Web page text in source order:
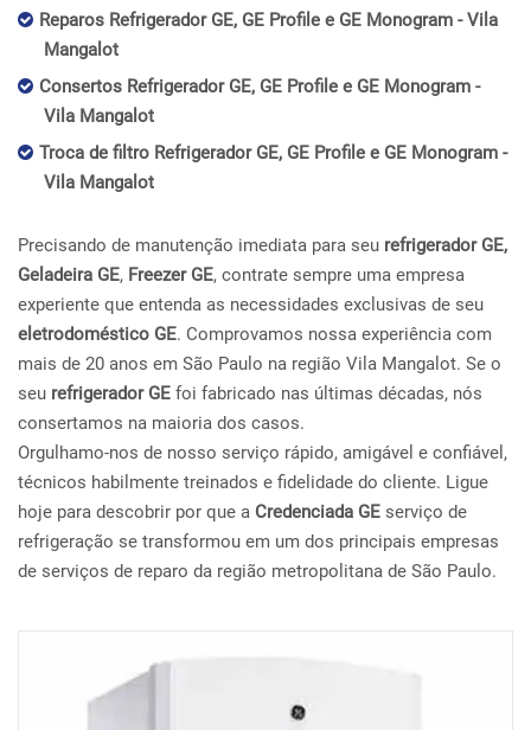
Reparos Refrigerador GE, GE Profile e GE Monogram - Vila
Mangalot
Consertos Refrigerador GE, GE Profile e GE Monogram -
Vila Mangalot
Troca de filtro Refrigerador GE, GE Profile e GE Monogram -
Vila Mangalot
Precisando de manutenção imediata para seu refrigerador GE,
Geladeira GE, Freezer GE, contrate sempre uma empresa
experiente que entenda as necessidades exclusivas de seu
eletrodoméstico GE. Comprovamos nossa experiência com
mais de 20 anos em São Paulo na região Vila Mangalot. Se o
seu refrigerador GE foi fabricado nas últimas décadas, nós
consertamos na maioria dos casos.
Orgulhamo-nos de nosso serviço rápido, amigável e confiável,
técnicos habilmente treinados e fidelidade do cliente. Ligue
hoje para descobrir por que a Credenciada GE serviço de
refrigeração se transformou em um dos principais empresas
de serviços de reparo da região metropolitana de São Paulo.